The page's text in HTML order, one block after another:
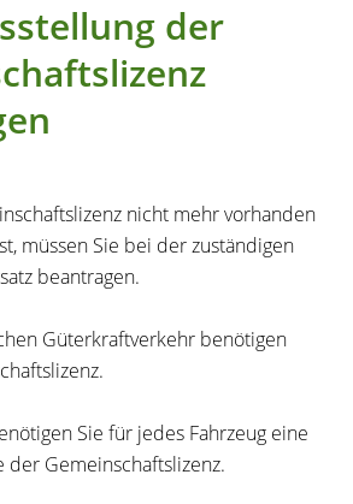
der
nicht mehr vorhanden
müssen Sie bei der zuständigen
beantragen.
Güterkraftverkehr benötigen
Sie für jedes Fahrzeug eine
der Gemeinschaftslizenz.